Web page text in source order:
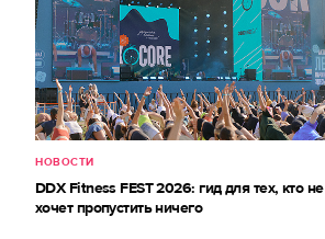
НОВОСТИ
DDX Fitness FEST 2026: гид для тех, кто не
хочет пропустить ничего